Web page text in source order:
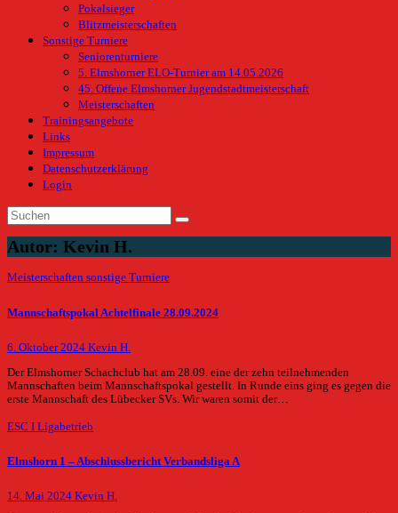
Pokalsieger
Blitzmeisterschaften
Sonstige Turniere
Seniorenturniere
5. Elmshorner ELO-Turnier am 14.05.2026
45. Offene Elmshorner Jugendstadtmeisterschaft
Meisterschaften
Trainingsangebote
Links
Impressum
Datenschutzerklärung
Login
Autor: Kevin H.
Meisterschaften sonstige Turniere
Mannschaftspokal Achtelfinale 28.09.2024
6. Oktober 2024 Kevin H.
Der Elmshorner Schachclub hat am 28.09. eine der zehn teilnehmenden
Mannschaften beim Mannschaftspokal gestellt. In Runde eins ging es gegen die
erste Mannschaft des Lübecker SVs. Wir waren somit der…
ESC I Ligabetrieb
Elmshorn 1 – Abschlussbericht Verbandsliga A
14. Mai 2024 Kevin H.